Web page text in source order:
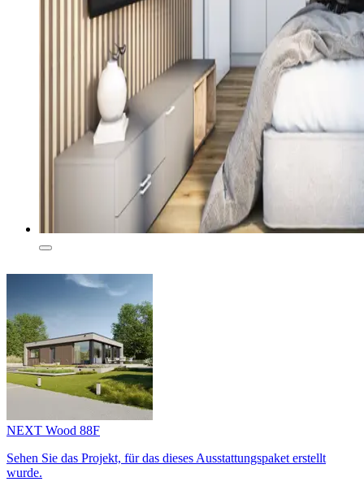
NEXT Wood 88F
Sehen Sie das Projekt, für das dieses Ausstattungs­paket erstellt
wurde.